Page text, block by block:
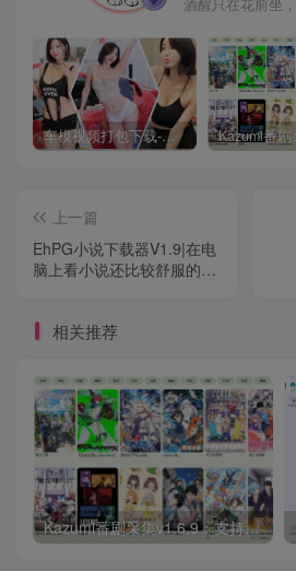
酒醒只在花前坐
车模视频打包下载-高清无水印版
上一篇
EhPG小说下载器V1.9|在电
脑上看小说还比较舒服的，
相关推荐
Kazumi番剧采集v1.6.9：支持自定义规则+在线观看+弹幕，跨平台下载